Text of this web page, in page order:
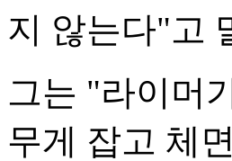
지 않는다"고
그는 "라이머
무게 잡고 체